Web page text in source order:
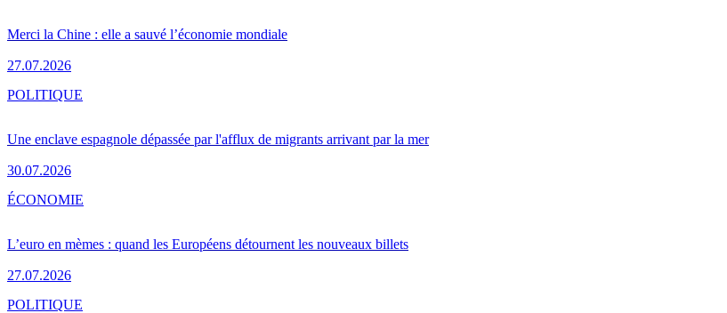
Merci la Chine : elle a sauvé l’économie mondiale
27.07.2026
Une enclave espagnole dépassée par l'afflux de migrants arrivant par la mer
30.07.2026
POLITIQUE
L’euro en mèmes : quand les Européens détournent les nouveaux billets
27.07.2026
ÉCONOMIE
POLITIQUE